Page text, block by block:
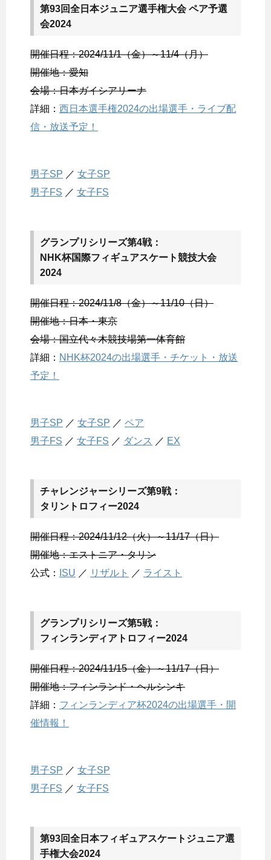
第93回全日本ジュニア選手権大会 ペア予選
会2024
開催日程：2024/11/1（金）～11/4（月）
開催地：愛知
会場：日本ガイシアリーナ
詳細： 西日本選手権2024の出場選手・ライブ配
信・放送予定！
男子SP ／ 女子SP
男子FS ／ 女子FS
グランプリシリーズ第4戦：
NHK杯国際フィギュアスケート競技大会
2024
開催日程：2024/11/8（金）～11/10（日）
開催地：日本・東京
会場：国立代々木競技場第一体育館
詳細： NHK杯2024の出場選手・チケット・放送
予定！
男子SP ／ 女子SP ／ ペア
男子FS ／ 女子FS ／ ダンス ／ EX
チャレンジャーシリーズ第9戦：
タリントロフィー2024
開催日程：2024/11/12（火）～11/17（日）
開催地：エストニア・タリン
公式：
ISU ／ リザルト ／ ライスト
グランプリシリーズ第5戦：
フィンランディアトロフィー2024
開催日程：2024/11/15（金）～11/17（日）
開催地：フィンランド・ヘルシンキ
詳細： フィンランディア杯2024の出場選手・開
催情報！
男子SP ／ 女子SP
男子FS ／ 女子FS
第93回全日本フィギュアスケートジュニア選
手権大会2024